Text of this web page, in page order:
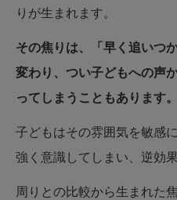
りが生まれます。
その焦りは、「早く追いつ
変わり、つい子どもへの声
ってしまうこともあります。
子どもはその雰囲気を敏感
強く意識してしまい、逆効
周りとの比較から生まれた